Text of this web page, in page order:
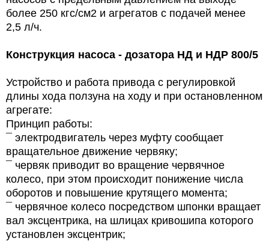
более 250 кгс/см2 и агрегатов с подачей менее
2,5 л/ч.
Конструкция насоса - дозатора НД и НДР 800/5
Устройство и работа привода с регулировкой
длины хода ползуна на ходу и при остановленном
агрегате:
Принцип работы:
¯ электродвигатель через муфту сообщает
вращательное движение червяку;
¯ червяк приводит во вращение червячное
колесо, при этом происходит понижение числа
оборотов и повышение крутящего момента;
¯ червячное колесо посредством шпонки вращает
вал эксцентрика, на шлицах кривошипа которого
установлен эксцентрик;